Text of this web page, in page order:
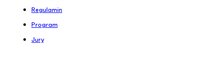
Regulamin
Program
Jury